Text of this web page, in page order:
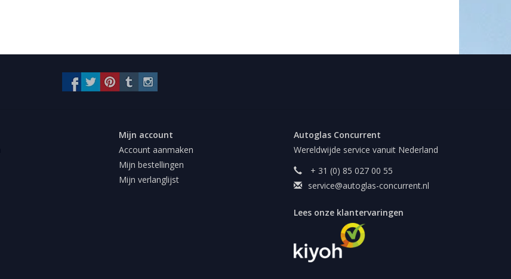
Mijn account
Account aanmaken
Mijn bestellingen
Mijn verlanglijst
Autoglas Concurrent
Wereldwijde service vanuit Nederland
+ 31 (0) 85 027 00 55
service@autoglas-concurrent.nl
Lees onze klantervaringen